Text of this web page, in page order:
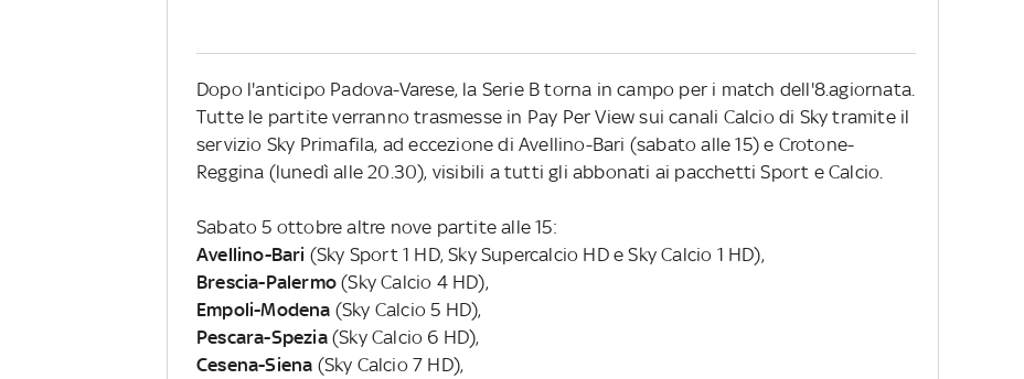
Dopo l'anticipo Padova-Varese, la Serie B torna in campo per i match dell'8.agiornata.
Tutte le partite verranno trasmesse in Pay Per View sui canali Calcio di Sky tramite il
servizio Sky Primafila, ad eccezione di Avellino-Bari (sabato alle 15) e Crotone-
Reggina (lunedì alle 20.30), visibili a tutti gli abbonati ai pacchetti Sport e Calcio.
Sabato 5 ottobre altre nove partite alle 15:
Avellino-Bari (Sky Sport 1 HD, Sky Supercalcio HD e Sky Calcio 1 HD),
Brescia-Palermo(Sky Calcio 4 HD),
Empoli-Modena (Sky Calcio 5 HD),
Pescara-Spezia(Sky Calcio 6 HD),
Cesena-Siena (Sky Calcio 7 HD),